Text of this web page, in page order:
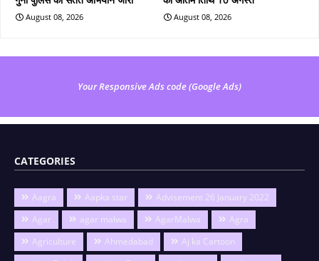
August 08, 2026 August 08, 2026
Your Responsive Ads code (Google Ads)
CATEGORIES
Aagra Aapka star
Advisement 26 January 2022
Agar
agar malwa AgarMalwa
Agra
Agriculture
Ahmedabad
Aj ka Cartoon